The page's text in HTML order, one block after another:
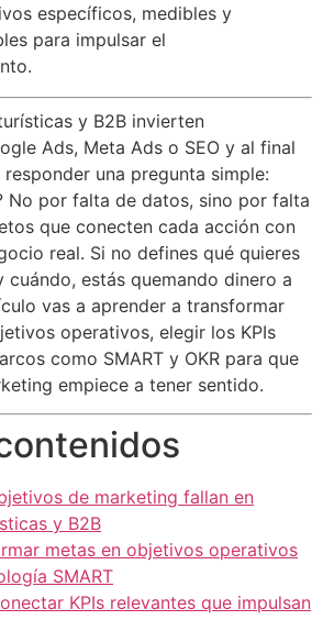
específicos, medibles y
para impulsar el
y B2B invierten
Ads, Meta Ads o SEO y al final
una pregunta simple:
No por falta de datos, sino por falta
que conecten cada acción con
real. Si no defines qué quieres
cuándo, estás quemando dinero a
vas a aprender a transformar
operativos, elegir los KPIs
como SMART y OKR para que
empiece a tener sentido.
de marketing fallan en
y B2B
metas en objetivos operativos
SMART
KPIs relevantes que impulsan